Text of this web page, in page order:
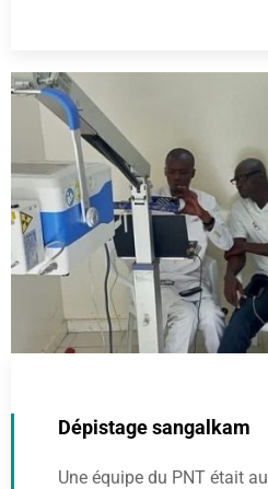
Dépistage sangalkam
Une équipe du PNT était